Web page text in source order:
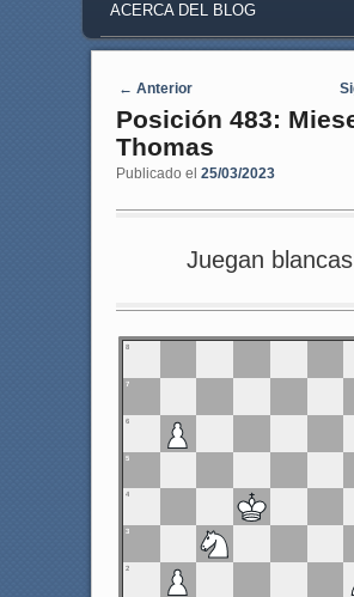
ACERCA DEL BLOG
Navegaci�n de entradas
← Anterior
Posición 483:
Thomas
Publicado el 25/03/2023
Juegan blancas
8
7
6
5
4
3
2